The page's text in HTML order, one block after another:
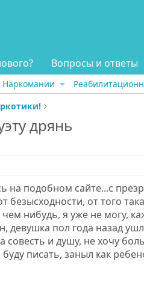
Вопросы и ответы
Наркомании
дрянь
на подобном сайте...с
безысходности, от того
нибудь, я уже не могу,
девушка пол года назад
совесть и душу, не хочу
писать, заныл как